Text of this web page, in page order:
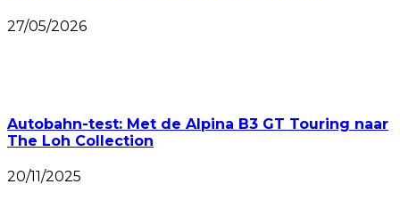
27/05/2026
Autobahn-test: Met de Alpina B3 GT Touring naar
The Loh Collection
20/11/2025